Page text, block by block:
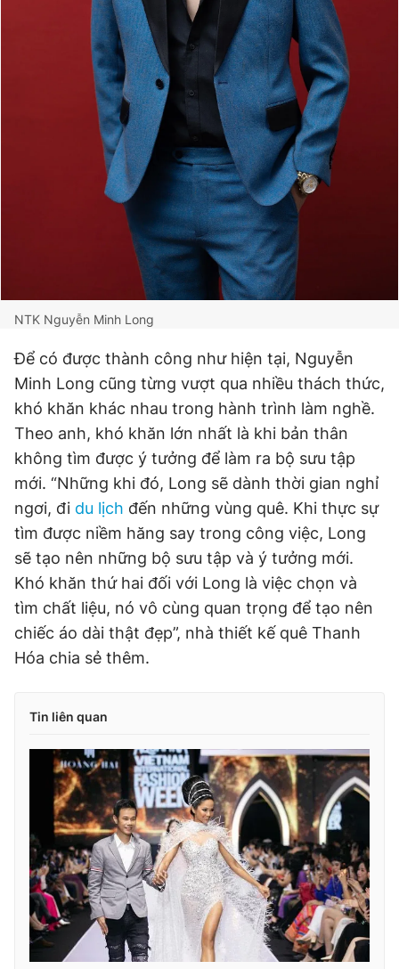
NTK Nguyễn Minh Long
Để có được thành công như hiện tại, Nguyễn
Minh Long cũng từng vượt qua nhiều thách thức,
khó khăn khác nhau trong hành trình làm nghề.
Theo anh, khó khăn lớn nhất là khi bản thân
không tìm được ý tưởng để làm ra bộ sưu tập
mới. “Những khi đó, Long sẽ dành thời gian nghỉ
ngơi, đi du lịch đến những vùng quê. Khi thực sự
tìm được niềm hăng say trong công việc, Long
sẽ tạo nên những bộ sưu tập và ý tưởng mới.
Khó khăn thứ hai đối với Long là việc chọn và
tìm chất liệu, nó vô cùng quan trọng để tạo nên
chiếc áo dài thật đẹp”, nhà thiết kế quê Thanh
Hóa chia sẻ thêm.
Tin liên quan